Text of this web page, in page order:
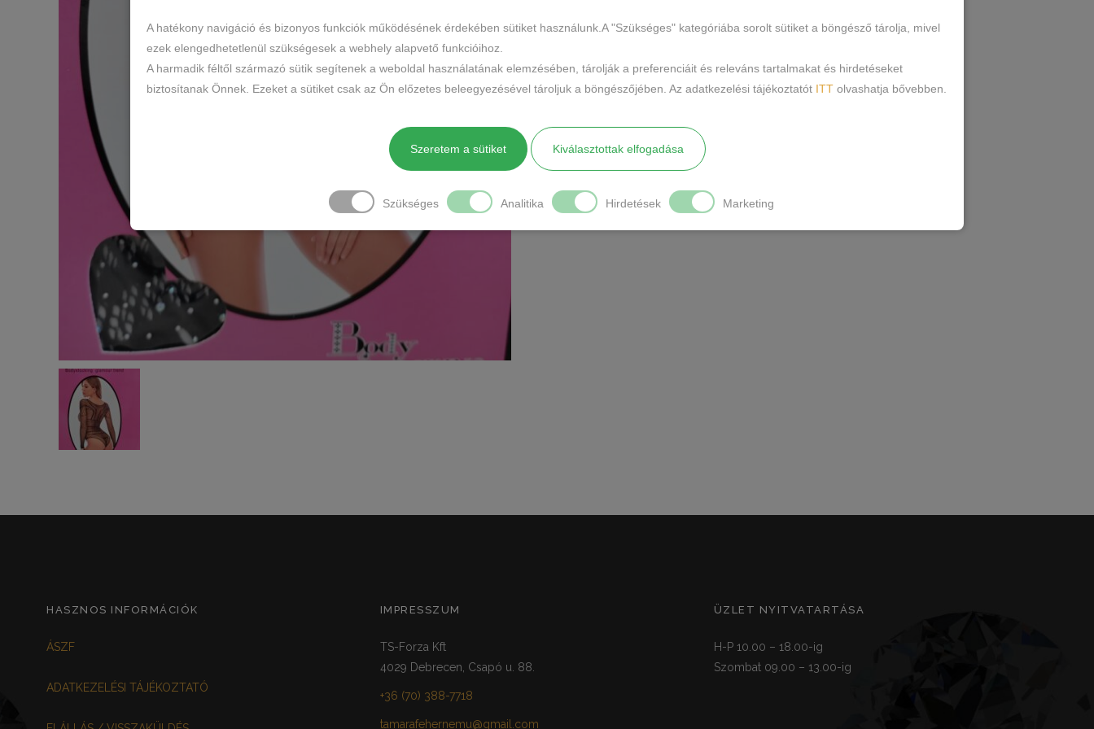
Anyaga : 88% poliamid, 12 % elastan , rugalmas puha anyag.
Mérete: One size /” S” mérettől „L”méretig nyúlik/
Egy egyszerű ing alá is kíváló viselet.
HASZNOS INFORMÁCIÓK
ÁSZF
ADATKEZELÉSI TÁJÉKOZTATÓ
IMPRESSZUM
TS-Forza Kft
4029 Debrecen, Csapó u. 88.
+36 (70) 388-7718
tamarafehernemu@gmail.com
ÜZLET NYITVATARTÁSA
H-P 10.00 – 18.00-ig
Szombat 09.00 – 13.00-ig
A hatékony navigáció és bizonyos funkciók működésének érdekében sütiket használunk.A "Szükséges" kategóriába sorolt sütiket a böngésző tárolja, mivel
ezek elengedhetetlenül szükségesek a webhely alapvető funkcióihoz.
A harmadik féltől származó sütik segítenek a weboldal használatának elemzésében, tárolják a preferenciáit és releváns tartalmakat és hirdetéseket
biztosítanak Önnek. Ezeket a sütiket csak az Ön előzetes beleegyezésével tároljuk a böngészőjében. Az adatkezelési tájékoztatót ITT olvashatja bővebben.
Szeretem a sütiket Kiválasztottak elfogadása
Szükséges Analitika Hirdetések Marketing